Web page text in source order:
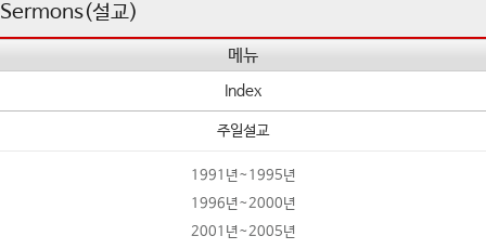
Sermons(설교)
메뉴
Index
주일설교
1991년~1995년
1996년~2000년
2001년~2005년